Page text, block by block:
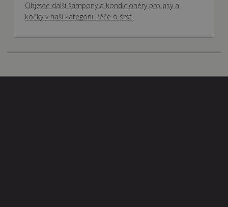
Objevte další šampony a kondicionéry pro psy a
kočky v naší kategorii Péče o srst.